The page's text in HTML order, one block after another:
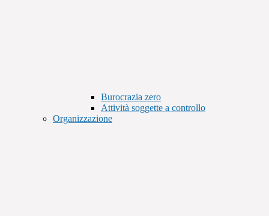
Burocrazia zero
Attività soggette a controllo
Organizzazione